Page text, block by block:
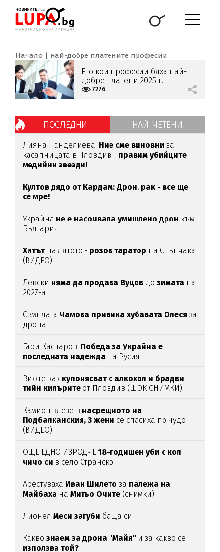
Начало най-добре платените професии
Ето кои професии бяха най-
добре платени 2025 г.
7276
ПОСЛЕДНИ НАЙ-ЧЕТЕНИ
Лияна Панделиева: Ние сме виновниза
касапницата в Пловдив - правим убийците
медийни звезди!
Култов дядо от Кардам: Дрон, рак - все ще
се мре!
Украйна не е насочвала умишлено дрон към
България
Хитътна лятото - розов таратор на Слънчака
(ВИДЕО)
Левски няма да продава Вуцов дозимата на
2027-а
Семплата Чамова привика хубавата Олеся за
дрона
Гари Каспаров: Победа за Украйна е
последната надежда на Русия
Вижте как купонясват с алкохол и брадви
тийн килърите от Пловдив (ШОК СНИМКИ)
Камион влезе в насрещното на
Подбалканския, 3 жени се спасиха по чудо
(ВИДЕО)
ОЩЕ ЕДНО ИЗРОДЧЕ:18-годишен уби с кол
чичо си в село Странско
Арестуваха Иван Шилетоза палежа на
Майбаха наМитьо Очите (снимки)
Лионел Меси загуби баща си
Каквознаем за дрона "Майя" и за какво се
използва той?